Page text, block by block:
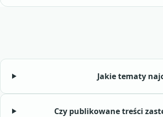
Jakie tematy
Czy publikowane treści